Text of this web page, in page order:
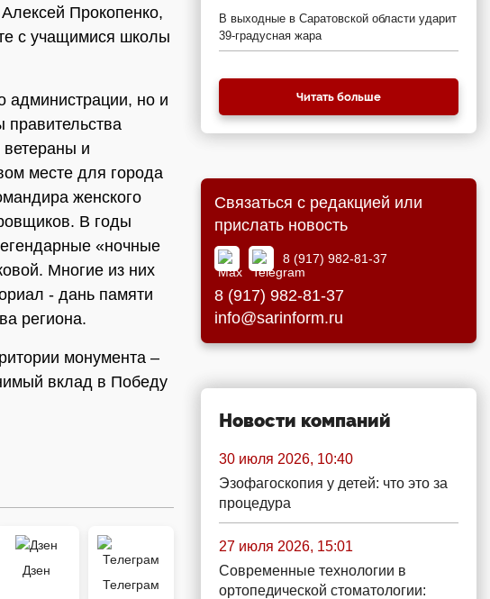
Прокопенко,
с учащимися школы
администрации, но и
и
месте для города
женского
В годы
«ночные
Многие из них
- дань памяти
региона.
монумента –
вклад в Победу
Дзен
Телеграм
В выходные в Саратовской области ударит
39-градусная жара
Читать больше
Связаться с редакцией или
прислать новость
8 (917) 982-81-37
8 (917) 982-81-37
info@sarinform.ru
Новости компаний
30 июля 2026, 10:40
Эзофагоскопия у детей: что это за
процедура
27 июля 2026, 15:01
Современные технологии в
ортопедической стоматологии: